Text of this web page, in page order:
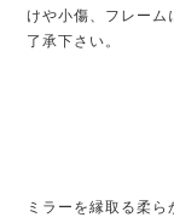
けや小傷、フレー
了承下さい。
ミラーを縁取る柔